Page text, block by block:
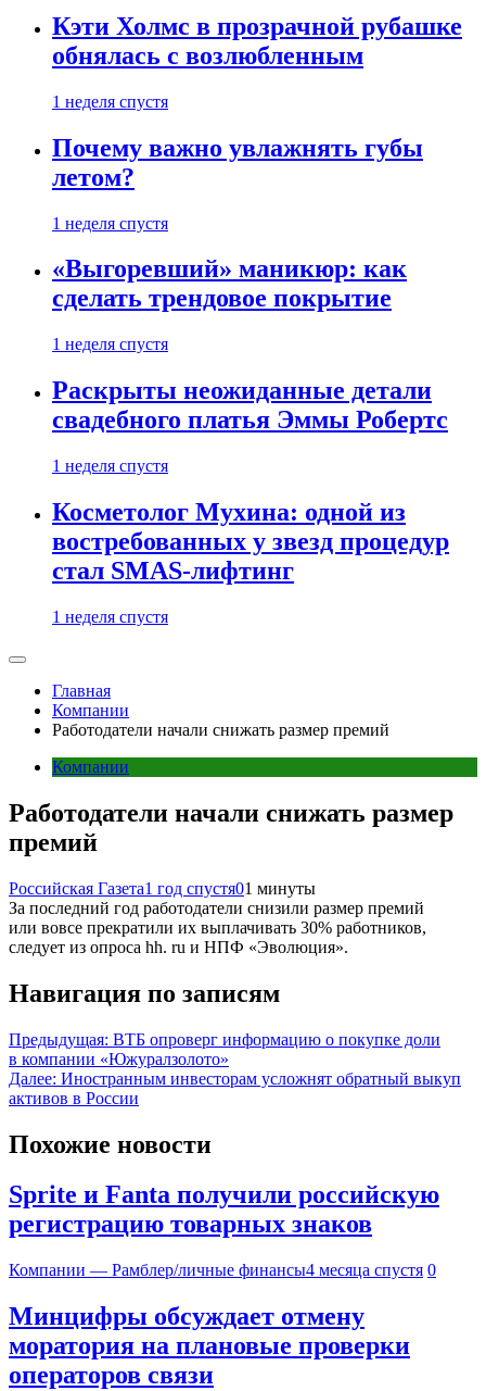
Кэти Холмс в прозрачной рубашке
обнялась с возлюбленным
1 неделя спустя
Почему важно увлажнять губы
летом?
1 неделя спустя
«Выгоревший» маникюр: как
сделать трендовое покрытие
1 неделя спустя
Раскрыты неожиданные детали
свадебного платья Эммы Робертс
1 неделя спустя
Косметолог Мухина: одной из
востребованных у звезд процедур
стал SMAS-лифтинг
1 неделя спустя
Главная
Компании
Работодатели начали снижать размер премий
Компании
Работодатели начали снижать размер
премий
Российская Газета1 год спустя01 минуты
За последний год работодатели снизили размер премий
или вовсе прекратили их выплачивать 30% работников,
следует из опроса hh. ru и НПФ «Эволюция».
Навигация по записям
Предыдущая: ВТБ опроверг информацию о покупке доли
в компании «Южуралзолото»
Далее: Иностранным инвесторам усложнят обратный выкуп
активов в России
Похожие новости
Sprite и Fanta получили российскую
регистрацию товарных знаков
Компании — Рамблер/личные финансы4 месяца спустя 0
Минцифры обсуждает отмену
моратория на плановые проверки
операторов связи